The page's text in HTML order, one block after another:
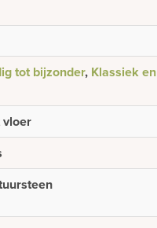
tot bijzonder, Klassiek en
vloer